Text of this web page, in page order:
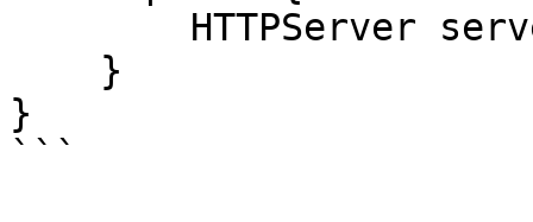
}
```